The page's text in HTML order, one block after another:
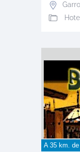
A 35 km. de